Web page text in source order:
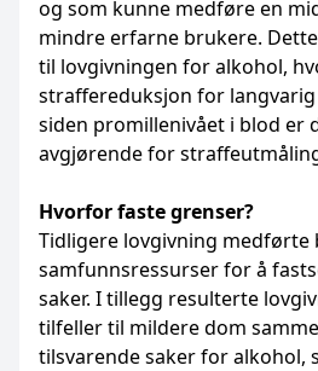
og som kunne medføre en
mindre erfarne brukere.
til lovgivningen for alkohol,
straffereduksjon for
siden promillenivået i blod er
avgjørende for
Hvorfor faste grenser?
Tidligere lovgivning medførte
samfunnsressurser for å
saker. I tillegg resulterte
tilfeller til mildere dom
tilsvarende saker for alkohol,